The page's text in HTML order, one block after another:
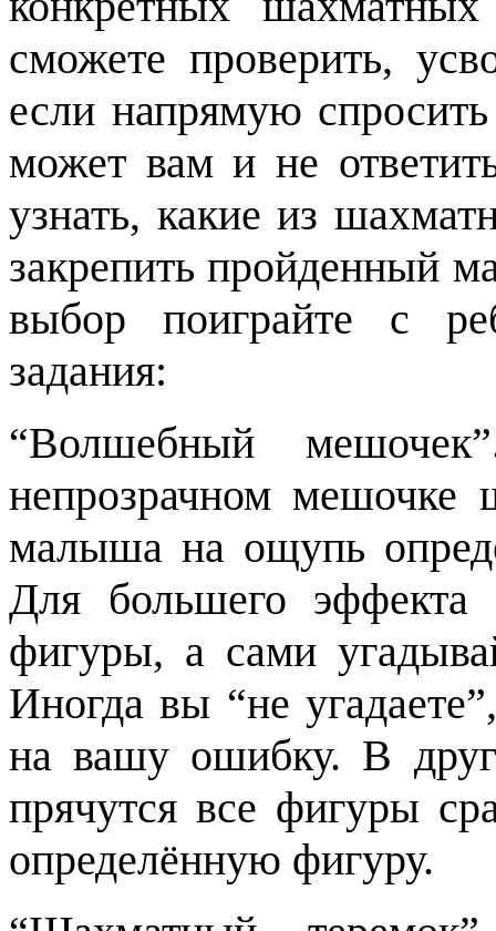
сможете проверить,
если напрямую
может вам и не
узнать, какие из
закрепить пройденный
выбор поиграйте с
задания:
“Волшебный
непрозрачном
малыша на ощупь
Для большего эффекта
фигуры, а сами
Иногда вы “не
на вашу ошибку. В
прячутся все фигуры
определённую фигуру.